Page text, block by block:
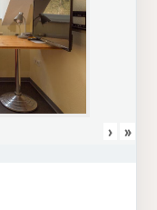
› »